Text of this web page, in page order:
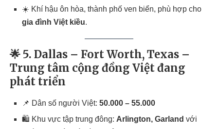
☀️ Khí hậu ôn hòa, thành phố ven biển, phù hợp cho
gia đình Việt kiều.
🌟 5. Dallas – Fort Worth, Texas –
Trung tâm cộng đồng Việt đang
phát triển
📌 Dân số người Việt: 50.000 – 55.000
🛍️ Khu vực tập trung đông: Arlington, Garland với